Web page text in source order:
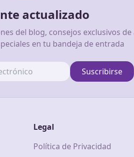
actualizado
del blog, consejos exclusivos
en tu bandeja de entrada
Suscribirse
Legal
Política de Privacidad